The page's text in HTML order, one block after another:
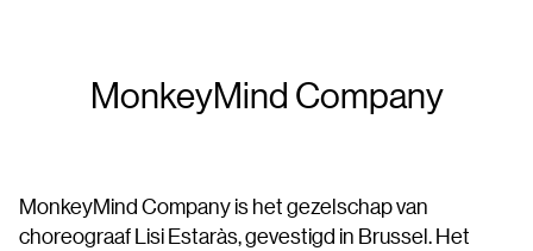
MonkeyMind Company
MonkeyMind Company is het gezelschap van
choreograaf Lisi Estaràs, gevestigd in Brussel. Het